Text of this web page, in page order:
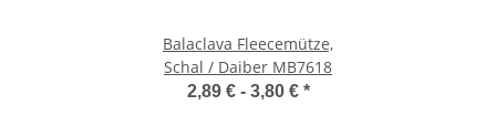
Balaclava Fleecemütze,
Schal / Daiber MB7618
2,89 € - 3,80 € *